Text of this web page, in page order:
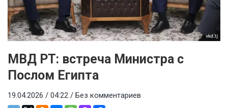
МВД РТ: встреча Министра с
Послом Египта
19.04.2026 / 04:22 / Без комментариев